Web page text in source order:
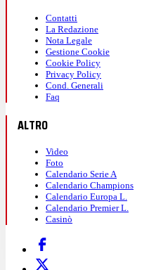
Contatti
La Redazione
Nota Legale
Gestione Cookie
Cookie Policy
Privacy Policy
Cond. Generali
Faq
ALTRO
Video
Foto
Calendario Serie A
Calendario Champions
Calendario Europa L.
Calendario Premier L.
Casinò